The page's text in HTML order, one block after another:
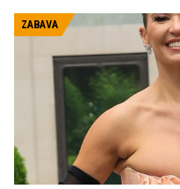
in z lahkoto zasenčila
ZABAVA